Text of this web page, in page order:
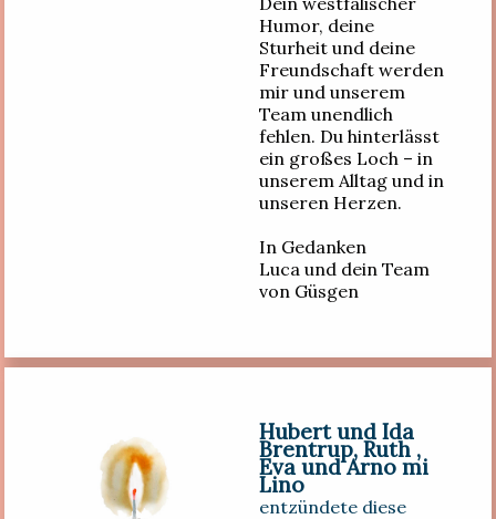
Humor, deine
Sturheit und deine
Freundschaft werden
mir und unserem
Team unendlich
fehlen. Du hinterlässt
ein großes Loch – in
unserem Alltag und in
unseren Herzen.
In Gedanken
Luca und dein Team
von Güsgen
Hubert und Ida
Brentrup, Ruth ,
Eva und Arno mi
Lino
entzündete diese